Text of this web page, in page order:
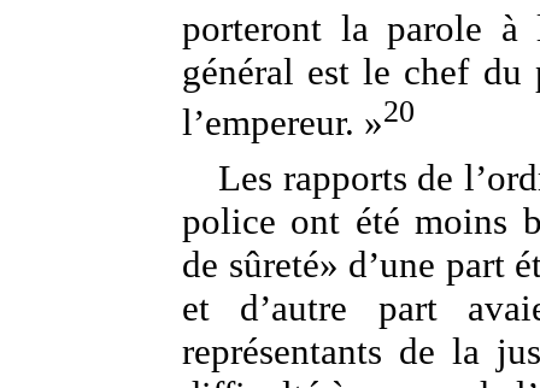
porteront la parole à
général est le chef du
l’empereur. »20
Les rapports de
police ont été moins
de sûreté» d’une part
et d’autre part
représentants de la